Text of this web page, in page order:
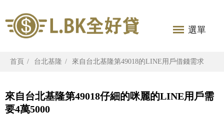
選單
首頁 台北基隆 來自台北基隆第49018的LINE用戶借錢需求
來自台北基隆第49018仔細的咪麗的LINE用戶需
要4萬5000